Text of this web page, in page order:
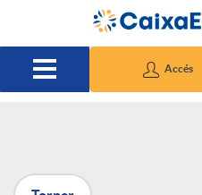
Salta al contingut principal
Accés
P